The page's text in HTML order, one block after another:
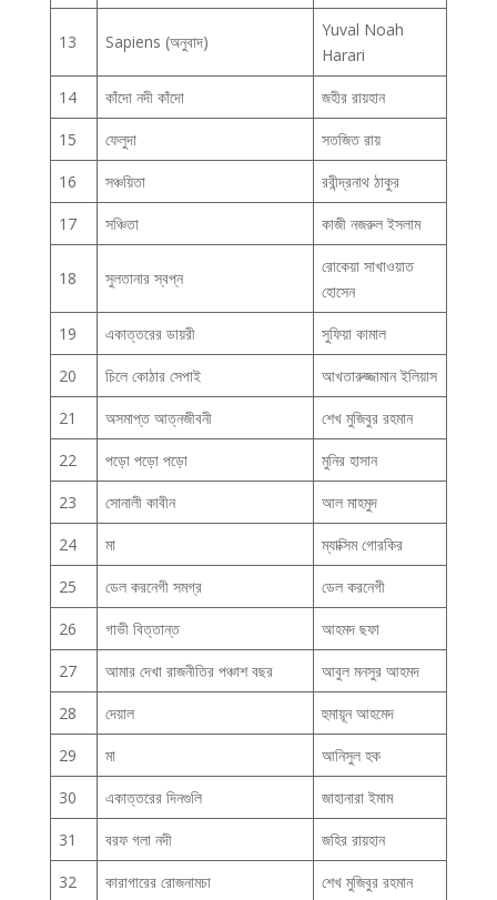
13 Sapiens (অনুবাদ)
Yuval Noah
Harari
14
কাঁদো নদী কাঁদো
জহীর রায়হান
15
ফেলুদা
সতজিত রায়
16
সঞ্চয়িতা
রবীন্দ্রনাথ ঠাকুর
17
সঞ্চিতা কাজী নজরুল ইসলাম
18 সুলতানার স্বপ্ন
রোকেয়া সাখাওয়াত
হোসেন
19
একাত্তরের ডায়রী
সুফিয়া কামাল
20
চিলে কোঠার সেপাই
আখতারুজ্জামান ইলিয়াস
21
অসমাপ্ত আত্নজীবনী
শেখ মুজিবুর রহমান
22
পড়ো পড়ো পড়ো
মুনির হাসান
23
সোনালী কাবীন
আল মাহমুদ
24
মা
ম্যাক্সিম গোরকির
25
ডেল করনেগী সমগ্র
ডেল করনেগী
26
গাভী বিত্তান্ত
আহমদ ছফা
27
আমার দেখা রাজনীতির পঞ্চাশ বছর
আবুল মনসুর আহমদ
28
দেয়াল
হুমায়ূন আহমেদ
29
মা
আনিসুল হক
30
একাত্তরের দিনগুলি
জাহানারা ইমাম
31
বরফ গলা নদী
জহির রায়হান
32
কারাগারের রোজনামচা
শেখ মুজিবুর রহমান